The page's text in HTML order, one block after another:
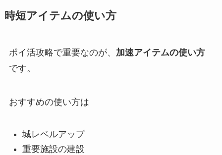
時短アイテムの使い方
ポイ活攻略で重要なのが、 加速アイテムの使い方
です。
おすすめの使い方は
城レベルアップ
重要施設の建設